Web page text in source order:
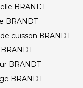
BRANDT
BRANDT
cuisson BRANDT
BRANDT
BRANDT